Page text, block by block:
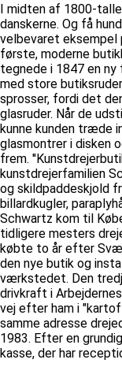
I midten af 1800-
danskerne. Og få
velbevaret eksempel
første, moderne
tegnede i 1847 en
med store
sprosser, fordi det
glasruder. Når de
kunne kunden træde
glasmontrer i disken
frem.
kunstdrejerfamilien
og skildpaddeskjold
billardkugler,
Schwartz kom til
tidligere mesters
købte to år efter
den nye butik og
værkstedet. Den
drivkraft i
vej efter ham i
samme adresse
1983. Efter en
kasse, der har